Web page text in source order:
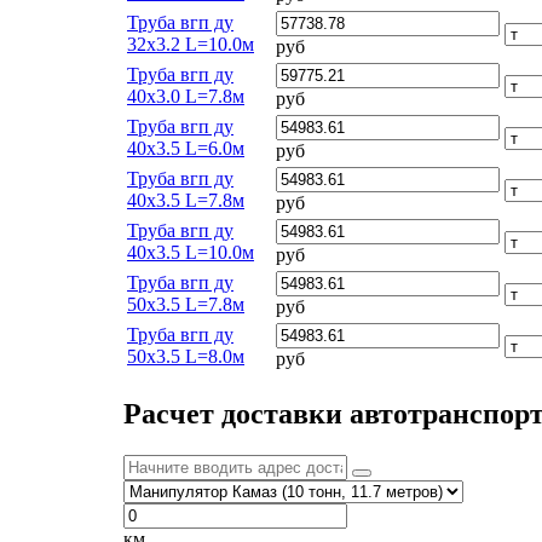
Труба вгп ду
32х3.2 L=10.0м
руб
Труба вгп ду
40х3.0 L=7.8м
руб
Труба вгп ду
40х3.5 L=6.0м
руб
Труба вгп ду
40х3.5 L=7.8м
руб
Труба вгп ду
40х3.5 L=10.0м
руб
Труба вгп ду
50х3.5 L=7.8м
руб
Труба вгп ду
50х3.5 L=8.0м
руб
Расчет доставки